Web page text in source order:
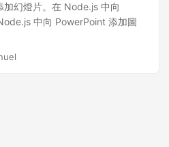
幻燈片。在 Node.js 中向
中向 PowerPoint 添加圖